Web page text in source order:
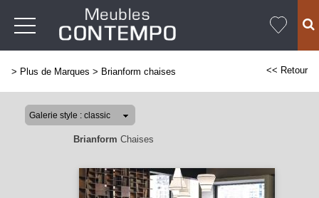
> Plus de Marques > Brianform chaises << Retour
Brianform Chaises